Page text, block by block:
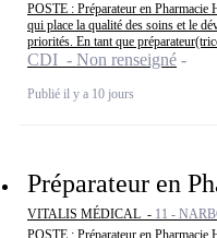
POSTE : Préparateur en
qui place la qualité des soins et le
priorités. En tant que
CDI - Non renseigné
Publié il y a 10 jours
Préparateur en
VITALIS MÉDICAL - 11 -
POSTE : Préparateur en